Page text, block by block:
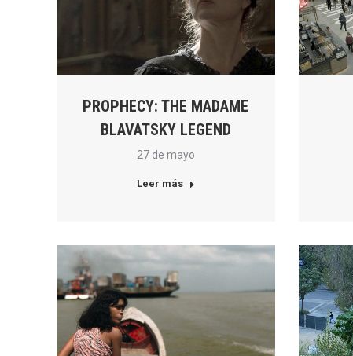
PROPHECY: THE MADAME
BLAVATSKY LEGEND
27 de mayo
Leer más